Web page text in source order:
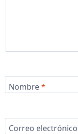
Nombre*
Correo electrónico